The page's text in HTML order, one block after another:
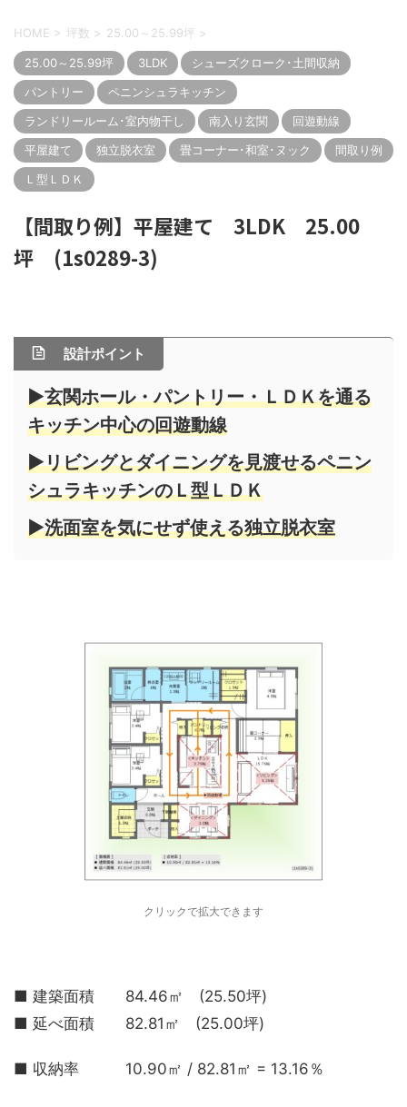
HOME > 坪数 > 25.00～25.99坪 >
25.00～25.99坪 3LDK
シューズクローク･土間収納
パントリー
ペニンシュラキッチン
ランドリールーム･室内物干し
南入り玄関
回遊動線
平屋建て
独立脱衣室 畳コーナー･和室･ヌック
間取り例
Ｌ型ＬＤＫ
【間取り例】平屋建て 3LDK 25.00
坪 (1s0289-3)
設計ポイント
▶玄関ホール・パントリー・ＬＤＫを通る
キッチン中心の回遊動線
▶リビングとダイニングを見渡せるペニン
シュラキッチンのＬ型ＬＤＫ
▶洗面室を気にせず使える独立脱衣室
クリックで拡大できます
■ 建築面積 84.46㎡ (25.50坪)
■ 延べ面積 82.81㎡ (25.00坪)
■ 収納率 10.90㎡ / 82.81㎡ = 13.16％